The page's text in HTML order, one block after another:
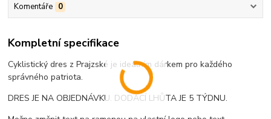
Komentáře 0
Kompletní specifikace
Cyklistický dres z Prajzské je ideálním dárkem pro každého
správného patriota.
DRES JE NA OBJEDNÁVKU. DODACÍ LHŮTA JE 5 TÝDNU.